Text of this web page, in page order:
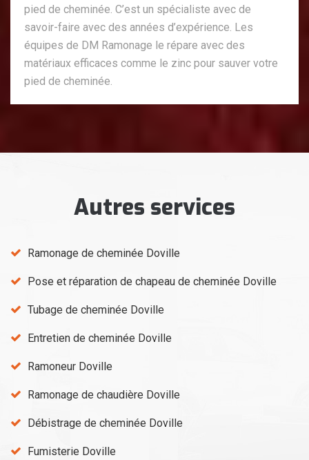
pied de cheminée. C’est un spécialiste avec de
savoir-faire avec des années d’expérience. Les
équipes de DM Ramonage le répare avec des
matériaux efficaces comme le zinc pour sauver votre
pied de cheminée.
Autres services
Ramonage de cheminée Doville
Pose et réparation de chapeau de cheminée Doville
Tubage de cheminée Doville
Entretien de cheminée Doville
Ramoneur Doville
Ramonage de chaudière Doville
Débistrage de cheminée Doville
Fumisterie Doville